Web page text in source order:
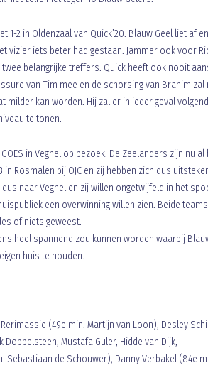
1-2 in Oldenzaal van Quick’20. Blauw Geel liet
vizier iets beter had gestaan. Jammer ook voor
twee belangrijke treffers. Quick heeft ook nooit
van Tim mee en de schorsing van Brahim
milder kan worden. Hij zal er in ieder geval
te tonen.
in Veghel op bezoek. De Zeelanders zijn nu
Rosmalen bij OJC en zij hebben zich dus
naar Veghel en zij willen ongetwijfeld in het
een overwinning willen zien. Beide
of niets geweest.
heel spannend zou kunnen worden waarbij
huis te houden.
(49e min. Martijn van Loon), Desley
Dobbelsteen, Mustafa Guler, Hidde van Dijk,
Sebastiaan de Schouwer), Danny Verbakel (84e